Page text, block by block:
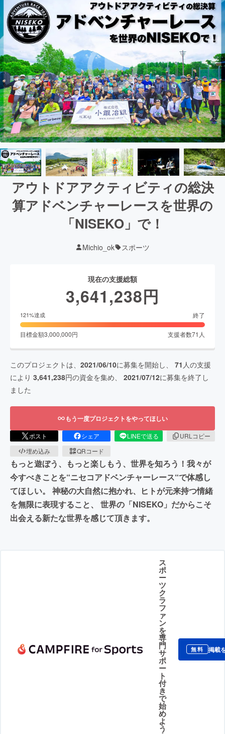
アウトドアアクティビティの総決
算アドベンチャーレースを世界の
「NISEKO」で！
Michio_ok スポーツ
現在の支援総額
3,641,238円
121%達成 終了
目標金額3,000,000円 支援者数71 人
このプロジェクトは、 2021/06/10に募集を開始し、 71 人の支援
により 3,641,238円の資金を集め、 2021/07/12に募集を終了し
ました
もう一度プロジェクトをやってほしい
ポスト シェア LINEで送る
URLコピー
埋め込み
QRコード
もっと遊ぼう、もっと楽しもう、世界を知ろう！我々が
今すべきことを“ニセコアドベンチャーレース“で体感し
てほしい。 神秘の大自然に抱かれ、ヒトが元来持つ情緒
を無限に表現すること、 世界の「NISEKO」だからこそ
出会える新たな世界を感じて頂きます。
ス
ポ
ー
ツ
ク
ラ
フ
ァ
ン
を
専
門
サ
ポ
ー
ト
付
き
で
始
め
よ
う
無料 掲載